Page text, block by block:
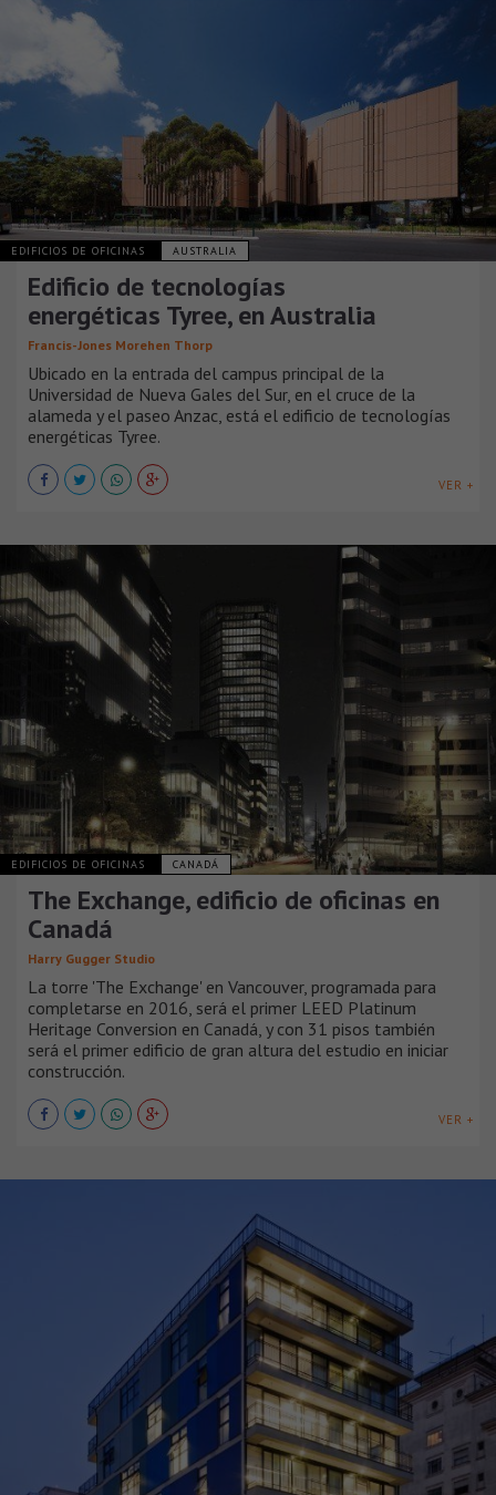
EDIFICIOS DE OFICINAS AUSTRALIA
Edificio de tecnologías
energéticas Tyree, en Australia
Francis-Jones Morehen Thorp
Ubicado en la entrada del campus principal de la
Universidad de Nueva Gales del Sur, en el cruce de la
alameda y el paseo Anzac, está el edificio de tecnologías
energéticas Tyree.
VER +
EDIFICIOS DE OFICINAS CANADÁ
The Exchange, edificio de oficinas en
Canadá
Harry Gugger Studio
La torre 'The Exchange' en Vancouver, programada para
completarse en 2016, será el primer LEED Platinum
Heritage Conversion en Canadá, y con 31 pisos también
será el primer edificio de gran altura del estudio en iniciar
construcción.
VER +